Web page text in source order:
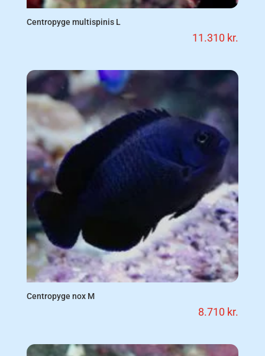
Centropyge multispinis L
11.310 kr.
Centropyge nox M
8.710 kr.